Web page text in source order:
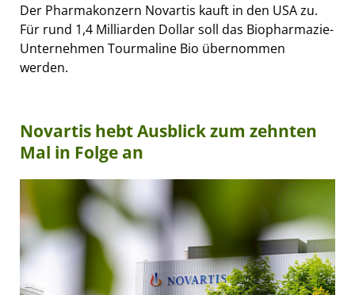
Der Pharmakonzern Novartis kauft in den USA zu.
Für rund 1,4 Milliarden Dollar soll das Biopharmazie-
Unternehmen Tourmaline Bio übernommen
werden.
Novartis hebt Ausblick zum zehnten
Mal in Folge an